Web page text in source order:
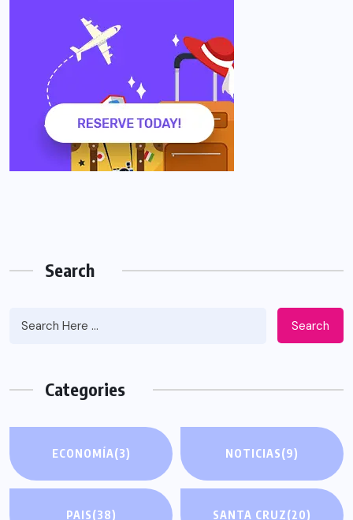
Search
Search
Categories
ECONOMÍA(3) NOTICIAS(9)
PAIS(38) SANTA CRUZ(20)